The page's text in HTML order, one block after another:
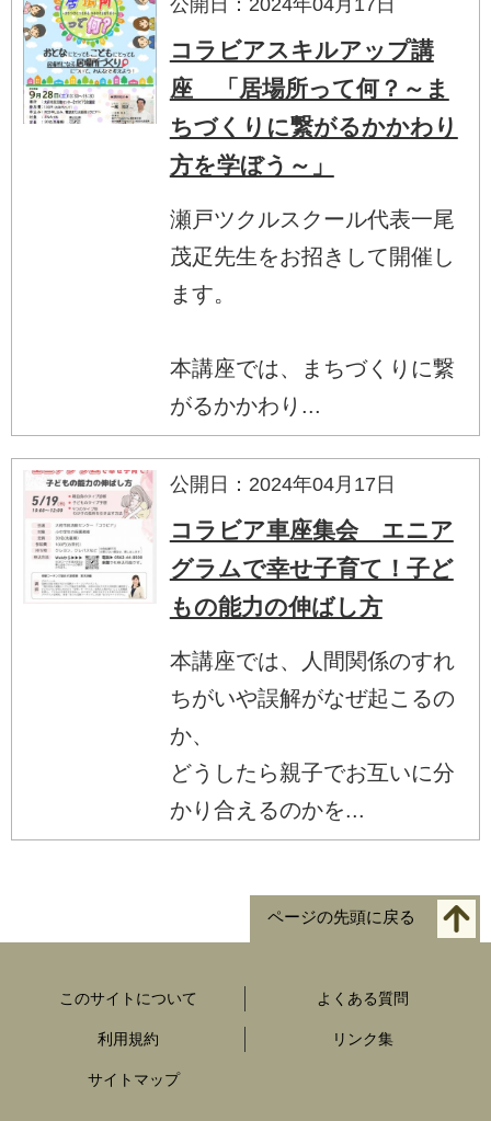
コラビアスキルアップ講
座 「居場所って何？～ま
ちづくりに繋がるかかわり
方を学ぼう～」
瀬戸ツクルスクール代表一尾
茂疋先生をお招きして開催し
ます。
本講座では、まちづくりに繋
がるかかわり...
公開日：2024年04月17日
コラビア車座集会 エニア
グラムで幸せ子育て！子ど
もの能力の伸ばし方
本講座では、人間関係のすれ
ちがいや誤解がなぜ起こるの
か、
どうしたら親子でお互いに分
かり合えるのかを...
ページの先頭に戻る
このサイトについて よくある質問
利用規約 リンク集
サイトマップ